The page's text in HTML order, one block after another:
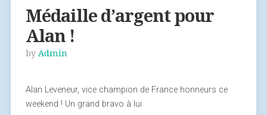
Médaille d’argent pour
Alan !
by Admin
Alan Leveneur, vice champion de France honneurs ce
weekend ! Un grand bravo à lui